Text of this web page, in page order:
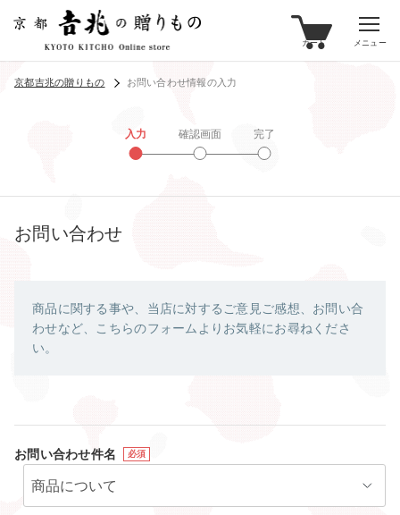
カート メニュー
京都吉兆の贈りもの お問い合わせ情報の入力
入力 確認画面 完了
お問い合わせ
商品に関する事や、当店に対するご意見ご感想、お問い合
わせなど、こちらのフォームよりお気軽にお尋ねくださ
い。
お問い合わせ件名 必須